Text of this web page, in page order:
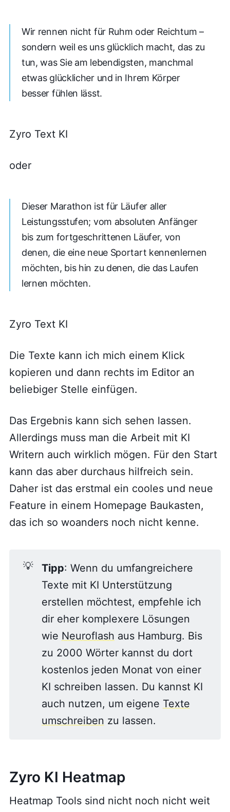
Wir rennen nicht für Ruhm oder Reichtum –
sondern weil es uns glücklich macht, das zu
tun, was Sie am lebendigsten, manchmal
etwas glücklicher und in Ihrem Körper
besser fühlen lässt.
Zyro Text KI
oder
Dieser Marathon ist für Läufer aller
Leistungsstufen; vom absoluten Anfänger
bis zum fortgeschrittenen Läufer, von
denen, die eine neue Sportart kennenlernen
möchten, bis hin zu denen, die das Laufen
lernen möchten.
Zyro Text KI
Die Texte kann ich mich einem Klick
kopieren und dann rechts im Editor an
beliebiger Stelle einfügen.
Das Ergebnis kann sich sehen lassen.
Allerdings muss man die Arbeit mit KI
Writern auch wirklich mögen. Für den Start
kann das aber durchaus hilfreich sein.
Daher ist das erstmal ein cooles und neue
Feature in einem Homepage Baukasten,
das ich so woanders noch nicht kenne.
💡 Tipp: Wenn du umfangreichere
Texte mit KI Unterstützung
erstellen möchtest, empfehle ich
dir eher komplexere Lösungen
wie Neuroflash aus Hamburg. Bis
zu 2000 Wörter kannst du dort
kostenlos jeden Monat von einer
KI schreiben lassen. Du kannst KI
auch nutzen, um eigene Texte
umschreiben zu lassen.
Zyro KI Heatmap
Heatmap Tools sind nicht noch nicht weit